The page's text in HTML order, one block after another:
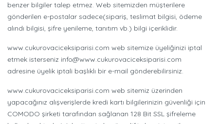
benzer bilgiler talep etmez. Web sitemizden müşterilere
gönderilen e-postalar sadece(sipariş, teslimat bilgisi, ödeme
alındı bilgisi, şifre yenileme, tanıtım vb.) bilgi içeriklidir.
www.cukurovaciceksiparisi.com web sitemize üyeliğinizi iptal
etmek isterseniz info@www.cukurovaciceksiparisi.com
adresine üyelik iptali başlıklı bir e-mail gönderebilirsiniz.
www.cukurovaciceksiparisi.com web sitemiz üzerinden
yapacağınız alışverişlerde kredi kartı bilgilerinizin güvenliği için
COMODO şirketi tarafından sağlanan 128 Bit SSL şifreleme